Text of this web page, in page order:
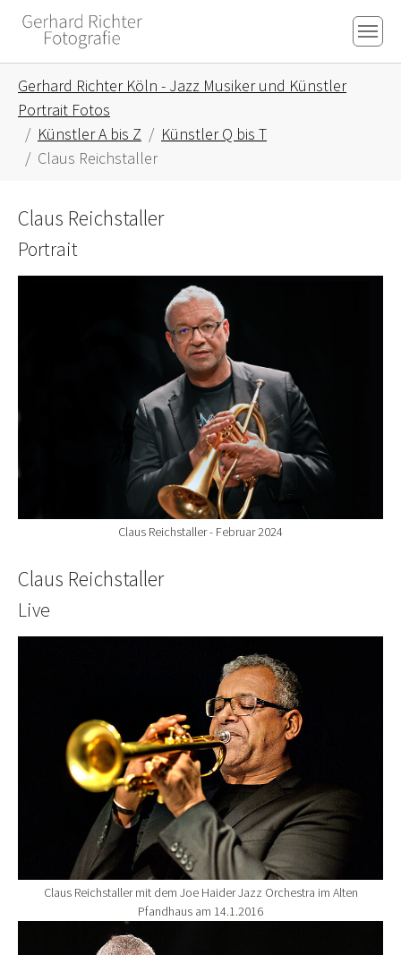
Skip to main content
Skip to page footer
Gerhard Richter Köln - Jazz Musiker und Künstler
Portrait Fotos
Künstler A bis Z
Künstler Q bis T
Claus Reichstaller
Claus Reichstaller
Portrait
Claus Reichstaller - Februar 2024
Claus Reichstaller
Live
Claus Reichstaller mit dem Joe Haider Jazz Orchestra im Alten
Pfandhaus am 14.1.2016
Show larger version for: